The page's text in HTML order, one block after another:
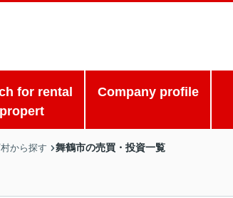
for rental
propert
Company profile
から探す 舞鶴市の売買・投資一覧